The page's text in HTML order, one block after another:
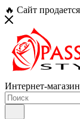
🔥 Сайт продается
Интернет-